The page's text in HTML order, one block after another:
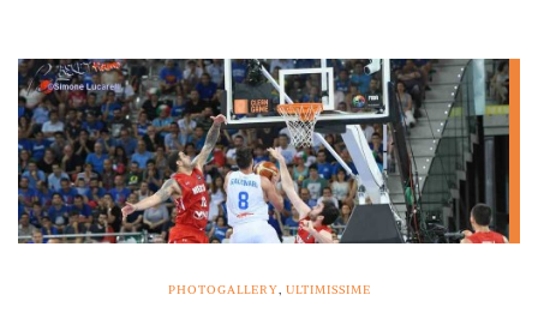
PHOTOGALLERY, ULTIMISSIME